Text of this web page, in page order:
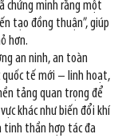
chứng minh rằng một
tạo đồng thuận”, giúp
hơn.
an ninh, an toàn
quốc tế mới – linh hoạt,
tảng quan trọng để
khác như biến đổi khí
tinh thần hợp tác đa